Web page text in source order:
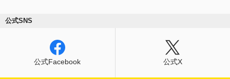
公式SNS
公式Facebook 公式X